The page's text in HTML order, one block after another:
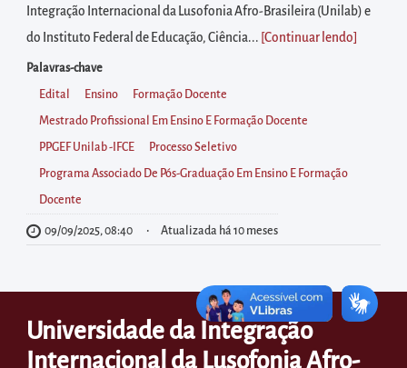
área
para
realizar
buscas
internas
Acessar
diretamente
as
informações
postas
Integração Internacional da Lusofonia Afro-Brasileira (Unilab) e
do Instituto Federal de Educação, Ciência... [Continuar lendo
Palavras-chave
Edital Ensino Formação Docente
Mestrado Profissional Em Ensino E Formação Docente
PPGEF Unilab -IFCE Processo Seletivo
Programa Associado De Pós-Graduação Em Ensino E Formação
Docente
09/09/2025, 08:40 Atualizada há 10 meses
Universidade da Integração
Internacional da Lusofonia Afro-